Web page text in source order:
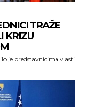
TRAŽE
KRIZU
je predstavnicima vlasti